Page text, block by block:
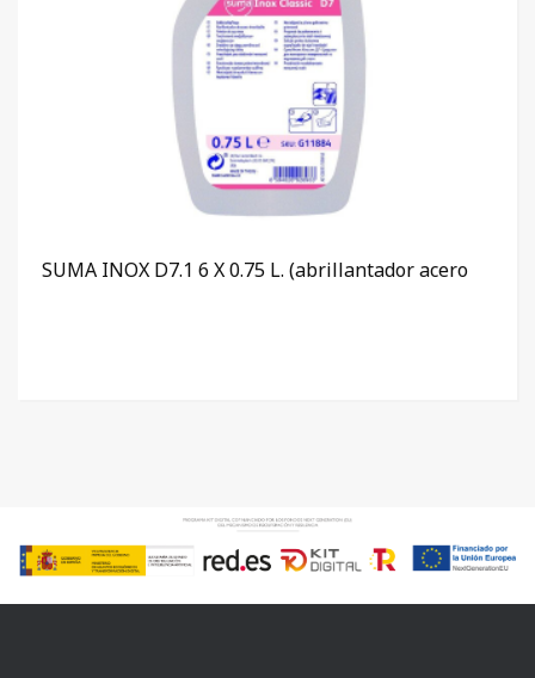
SUMA INOX D7.1 6 X 0.75 L. (abrillantador acero